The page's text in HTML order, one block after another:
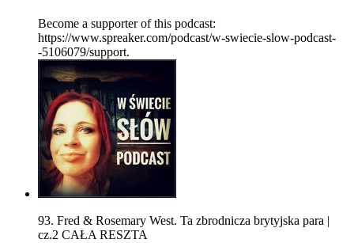
Become a supporter of this podcast:
https://www.spreaker.com/podcast/w-swiecie-slow-podcast-
-5106079/support.
93. Fred & Rosemary West. Ta zbrodnicza brytyjska para |
cz.2 CAŁA RESZTA